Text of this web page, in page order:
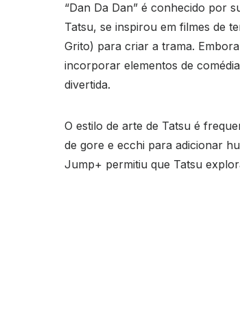
“Dan Da Dan” é conhecido por
Tatsu, se inspirou em filmes de
Grito) para criar a trama.
incorporar elementos de
divertida.
O estilo de arte de Tatsu é
de gore e ecchi para adicionar
Jump+ permitiu que Tatsu